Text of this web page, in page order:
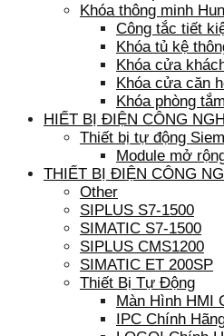
Khóa thông minh
Công tắc tiết
Khóa tủ kệ
Khóa cửa
Khóa cửa căn
Khóa phòng
HIẾT BỊ ĐIỆN CÔNG
Thiết bị tự động
Module mở
THIẾT BỊ ĐIỆN CÔNG
Other
SIPLUS S7-1500
SIMATIC S7-1500
SIPLUS CMS1200
SIMATIC ET 200SP
Thiết Bị Tự Động
Màn Hình HMI
IPC Chính